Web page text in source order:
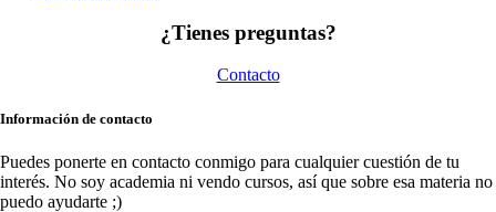
¿Tienes preguntas?
Contacto
Información de contacto
Puedes ponerte en contacto conmigo para cualquier cuestión de tu
interés. No soy academia ni vendo cursos, así que sobre esa materia no
puedo ayudarte ;)